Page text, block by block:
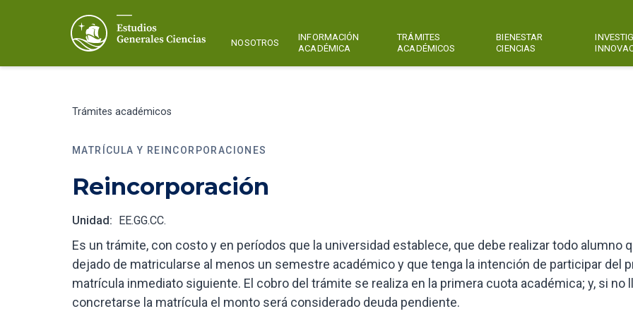
NOSOTROS
INFORMACIÓN
ACADÉMICA
TRÁMITES
ACADÉMICOS
BIENESTAR
CIENCIAS
Trámites académicos
MATRÍCULA Y REINCORPORACIONES
Reincorporación
Unidad: EE.GG.CC.
Es un trámite, con costo y en períodos que la universidad establece, que debe realizar todo alumno
dejado de matricularse al menos un semestre académico y que tenga la intención de participar del
matrícula inmediato siguiente. El cobro del trámite se realiza en la primera cuota académica; y, si no
concretarse la matrícula el monto será considerado deuda pendiente.